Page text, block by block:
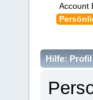
Account
Hilfe: